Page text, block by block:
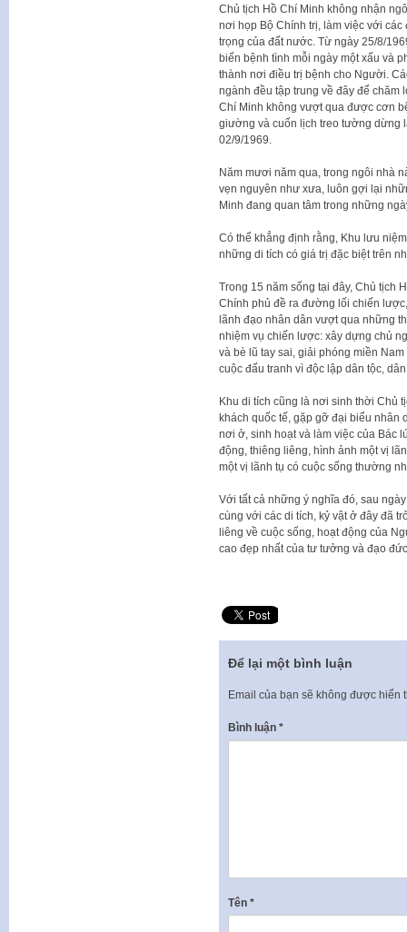
Chủ tịch Hồ Chí Minh không nhận
nơi họp Bộ Chính trị, làm việc với
trọng của đất nước. Từ ngày 25/8/
biến bệnh tình mỗi ngày một xấu và
thành nơi điều trị bệnh cho Người.
ngành đều tập trung về đây để chăm
Chí Minh không vượt qua được cơn
giường và cuốn lịch treo tường dừng
02/9/1969.
Năm mươi năm qua, trong ngôi nhà
vẹn nguyên như xưa, luôn gợi lại
Minh đang quan tâm trong những
Có thể khẳng định rằng, Khu lưu
những di tích có giá trị đặc biệt trên
Trong 15 năm sống tại đây, Chủ tịch
Chính phủ đề ra đường lối chiến
lãnh đạo nhân dân vượt qua những
nhiệm vụ chiến lược: xây dựng chủ
và bè lũ tay sai, giải phóng miền
cuộc đấu tranh vì độc lập dân tộc,
Khu di tích cũng là nơi sinh thời Chủ
khách quốc tế, gặp gỡ đại biểu nhân
nơi ở, sinh hoạt và làm việc của Bác
động, thiêng liêng, hình ảnh một vị
một vị lãnh tụ có cuộc sống thường
Với tất cả những ý nghĩa đó, sau
cùng với các di tích, kỷ vật ở đây đã
liêng về cuộc sống, hoạt động của
cao đẹp nhất của tư tưởng và đạo
Để lại một bình luận
Email của bạn sẽ không được hiển
Bình luận *
Tên *